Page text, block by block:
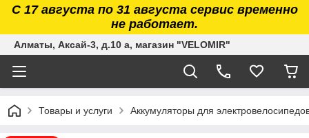
С 17 августа по 31 августа сервис временно
не работает.
Алматы, Аксай-3, д.10 а, магазин "VELOMIR"
Товары и услуги Аккумуляторы для